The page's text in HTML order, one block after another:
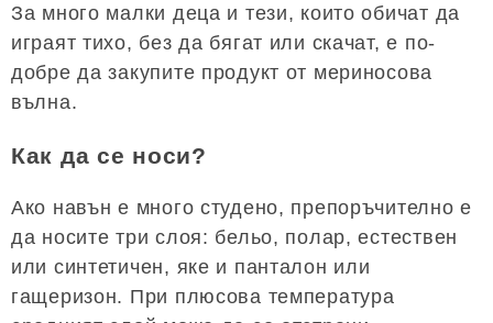
За много малки деца и тези, които обичат да
играят тихо, без да бягат или скачат, е по-
добре да закупите продукт от мериносова
вълна.
Как да се носи?
Ако навън е много студено, препоръчително е
да носите три слоя: бельо, полар, естествен
или синтетичен, яке и панталон или
гащеризон. При плюсова температура